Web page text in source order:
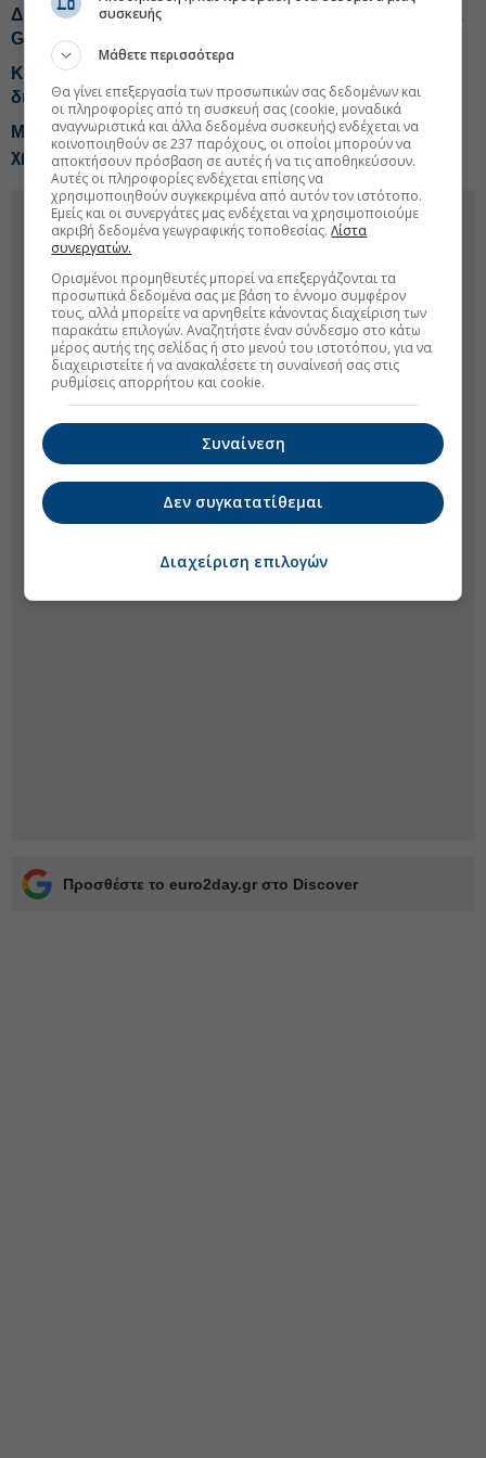
ΔΕΗ: Τελική ευθεία για το Data Center, το σενάριο για 1
GW
Κυβέρνηση: Στήριξη βιομηχανικών επενδύσεων 3,7
δισ. και 11 μεταρρυθμίσεις
Μυτιληναίος: Το turnaround της εταιρείας έγινε σε
χρόνο-ρεκόρ
Προσθέστε το euro2day.gr στο Discover
συσκευής
Μάθετε περισσότερα
Θα γίνει επεξεργασία των προσωπικών σας δεδομένων και
οι πληροφορίες από τη συσκευή σας (cookie, μοναδικά
αναγνωριστικά και άλλα δεδομένα συσκευής) ενδέχεται να
κοινοποιηθούν σε 237 παρόχους, οι οποίοι μπορούν να
αποκτήσουν πρόσβαση σε αυτές ή να τις αποθηκεύσουν.
Αυτές οι πληροφορίες ενδέχεται επίσης να
χρησιμοποιηθούν συγκεκριμένα από αυτόν τον ιστότοπο.
Εμείς και οι συνεργάτες μας ενδέχεται να χρησιμοποιούμε
ακριβή δεδομένα γεωγραφικής τοποθεσίας.Λίστα
συνεργατών.
Ορισμένοι προμηθευτές μπορεί να επεξεργάζονται τα
προσωπικά δεδομένα σας με βάση το έννομο συμφέρον
τους, αλλά μπορείτε να αρνηθείτε κάνοντας διαχείριση των
παρακάτω επιλογών. Αναζητήστε έναν σύνδεσμο στο κάτω
μέρος αυτής της σελίδας ή στο μενού του ιστοτόπου, για να
διαχειριστείτε ή να ανακαλέσετε τη συναίνεσή σας στις
ρυθμίσεις απορρήτου και cookie.
Συναίνεση
Δεν συγκατατίθεμαι
Διαχείριση επιλογών